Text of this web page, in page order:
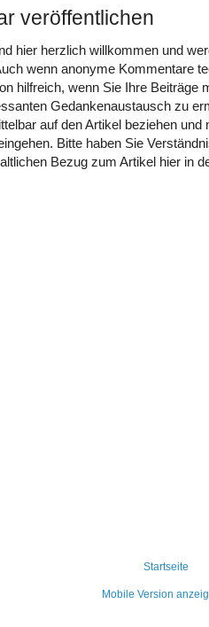
veröffentlichen
hier herzlich willkommen und
wenn anonyme Kommentare
hilfreich, wenn Sie Ihre Beiträge
Gedankenaustausch zu
auf den Artikel beziehen und
Bitte haben Sie
Bezug zum Artikel hier in
Startseite
Mobile Version